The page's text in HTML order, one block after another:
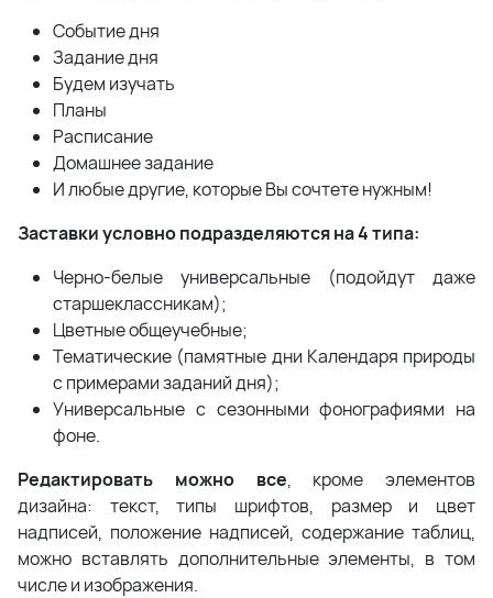
Событие дня
Задание дня
Будем изучать
Планы
Расписание
Домашнее задание
И любые другие, которые Вы сочтете нужным!
Заставки условно подразделяются на 4 типа:
Черно-белые универсальные (подойдут даже
старшеклассникам);
Цветные общеучебные;
Тематические (памятные дни Календаря природы
с примерами заданий дня);
Универсальные с сезонными фонографиями на
фоне.
Редактировать можно все, кроме элементов
дизайна: текст, типы шрифтов, размер и цвет
надписей, положение надписей, содержание таблиц,
можно вставлять дополнительные элементы, в том
числе и изображения.